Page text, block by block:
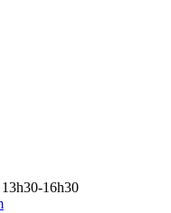
16h30